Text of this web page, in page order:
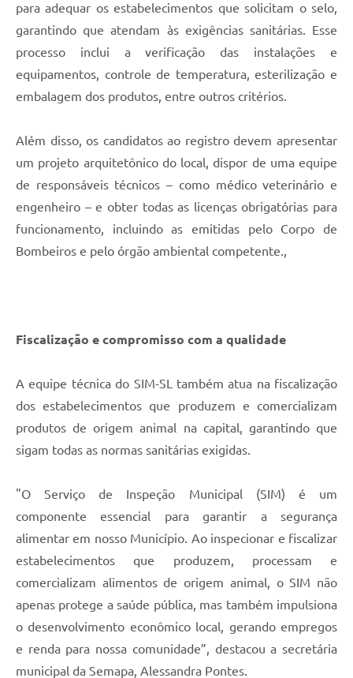
para adequar os estabelecimentos que solicitam o selo,
garantindo que atendam às exigências sanitárias. Esse
processo inclui a verificação das instalações e
equipamentos, controle de temperatura, esterilização e
embalagem dos produtos, entre outros critérios.
Além disso, os candidatos ao registro devem apresentar
um projeto arquitetônico do local, dispor de uma equipe
de responsáveis técnicos – como médico veterinário e
engenheiro – e obter todas as licenças obrigatórias para
funcionamento, incluindo as emitidas pelo Corpo de
Bombeiros e pelo órgão ambiental competente.,
Fiscalização e compromisso com a qualidade
A equipe técnica do SIM-SL também atua na fiscalização
dos estabelecimentos que produzem e comercializam
produtos de origem animal na capital, garantindo que
sigam todas as normas sanitárias exigidas.
"O Serviço de Inspeção Municipal (SIM) é um
componente essencial para garantir a segurança
alimentar em nosso Município. Ao inspecionar e fiscalizar
estabelecimentos que produzem, processam e
comercializam alimentos de origem animal, o SIM não
apenas protege a saúde pública, mas também impulsiona
o desenvolvimento econômico local, gerando empregos
e renda para nossa comunidade”, destacou a secretária
municipal da Semapa, Alessandra Pontes.